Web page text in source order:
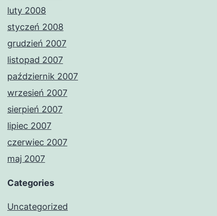
luty 2008
styczeń 2008
grudzień 2007
listopad 2007
październik 2007
wrzesień 2007
sierpień 2007
lipiec 2007
czerwiec 2007
maj 2007
Categories
Uncategorized